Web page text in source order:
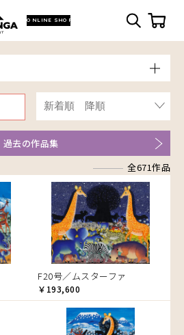
ONLINE SHOP
スィン）
過去の作品集
全671作品
F20号／ムスターファ
￥193,600